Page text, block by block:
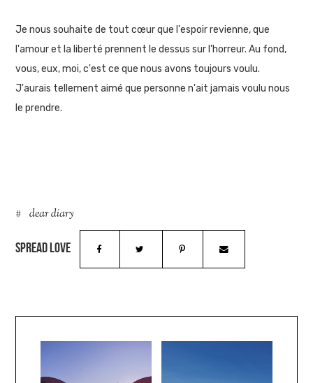
Je nous souhaite de tout cœur que l'espoir revienne, que
l'amour et la liberté prennent le dessus sur l'horreur. Au fond,
vous, eux, moi, c'est ce que nous avons toujours voulu.
J'aurais tellement aimé que personne n'ait jamais voulu nous
le prendre.
dear diary